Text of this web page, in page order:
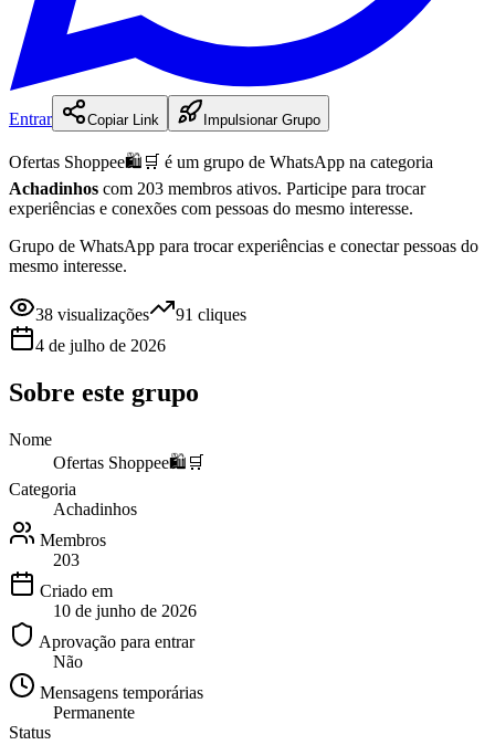
Entrar Copiar Link Impulsionar Grupo
Ofertas Shoppee🛍️🛒 é um grupo de WhatsApp na categoria
Achadinhos com 203 membros ativos. Participe para trocar
experiências e conexões com pessoas do mesmo interesse.
Grupo de WhatsApp para trocar experiências e conectar pessoas do
mesmo interesse.
38 visualizações 91 cliques
4 de julho de 2026
Sobre este grupo
Nome
Ofertas Shoppee🛍️🛒
Categoria
Achadinhos
Membros
203
Criado em
10 de junho de 2026
Aprovação para entrar
Não
Mensagens temporárias
Permanente
Status